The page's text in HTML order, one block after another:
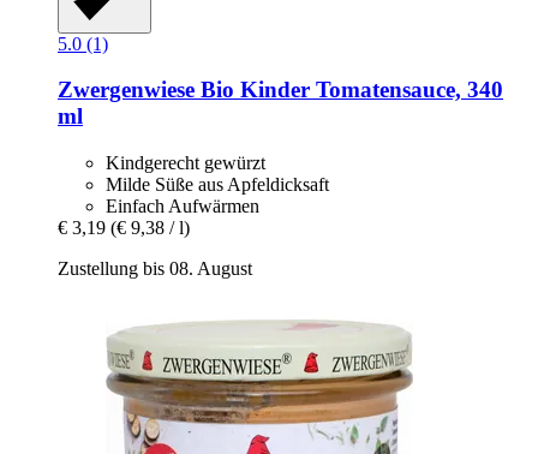
5.0 (1)
Zwergenwiese Bio Kinder Tomatensauce, 340
ml
Kindgerecht gewürzt
Milde Süße aus Apfeldicksaft
Einfach Aufwärmen
€ 3,19 (€ 9,38 / l)
Zustellung bis 08. August